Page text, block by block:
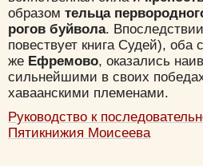
образом тельца
рогов буйвола.
повествует книга Судей), оба
же Ефремово, оказались
сильнейшими в своих
хаваанскими племенами.
Руководство к
Пятикнижия Моисеева